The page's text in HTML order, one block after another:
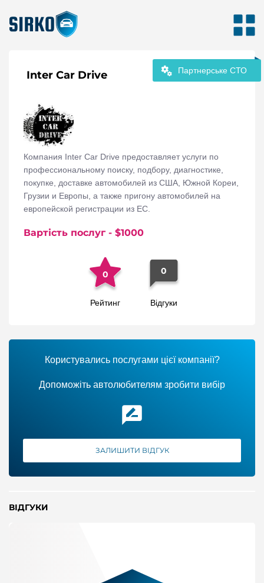
Партнерське СТО
Inter Car Drive
Компания Inter Car Drive предоставляет услуги по
профессиональному поиску, подбору, диагностике,
покупке, доставке автомобилей из США, Южной Кореи,
Грузии и Европы, а также пригону автомобилей на
европейской регистрации из ЕС.
Вартість послуг - $1000
0
Рейтинг
0
Відгуки
Користувались послугами цієї компанії?
Допоможіть автолюбителям зробити вибір
ЗАЛИШИТИ ВІДГУК
ВІДГУКИ